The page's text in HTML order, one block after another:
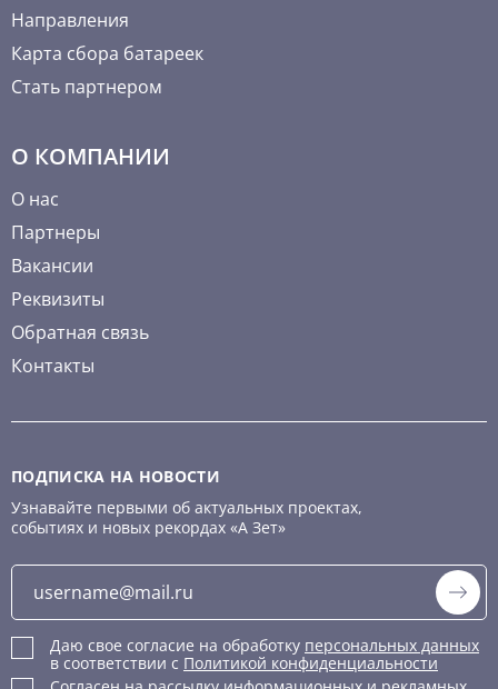
Направления
Карта сбора батареек
Стать партнером
О КОМПАНИИ
О нас
Партнеры
Вакансии
Реквизиты
Обратная связь
Контакты
ПОДПИСКА НА НОВОСТИ
Узнавайте первыми об актуальных проектах,
событиях и новых рекордах «А Зет»
Даю свое согласие на обработку персональных данных
в соответствии с Политикой конфиденциальности